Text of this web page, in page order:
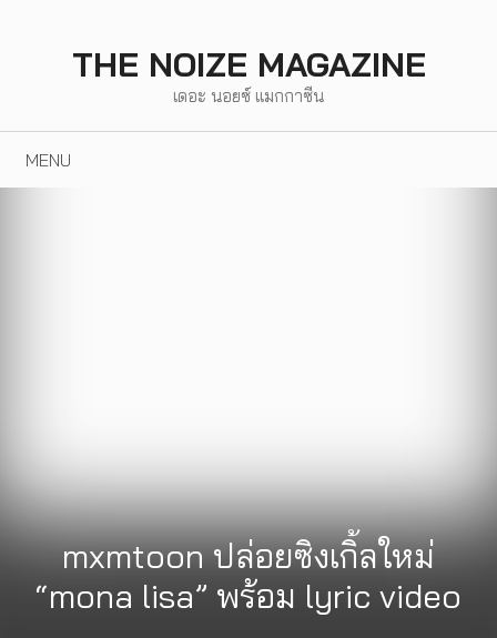
THE NOIZE MAGAZINE
เดอะ นอยซ์ แมกกาซีน
MENU
mxmtoon ปล่อยซิงเกิ้ลใหม่
“mona lisa” พร้อม lyric video